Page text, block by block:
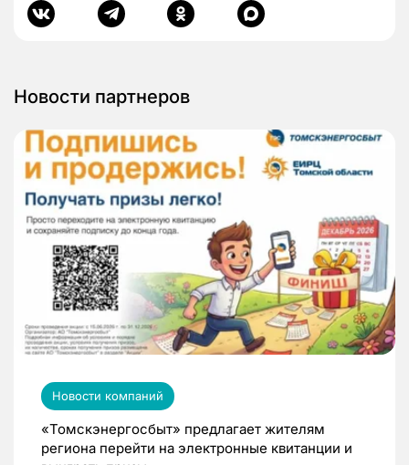
Новости партнеров
Новости компаний
«Томскэнергосбыт» предлагает жителям
региона перейти на электронные квитанции и